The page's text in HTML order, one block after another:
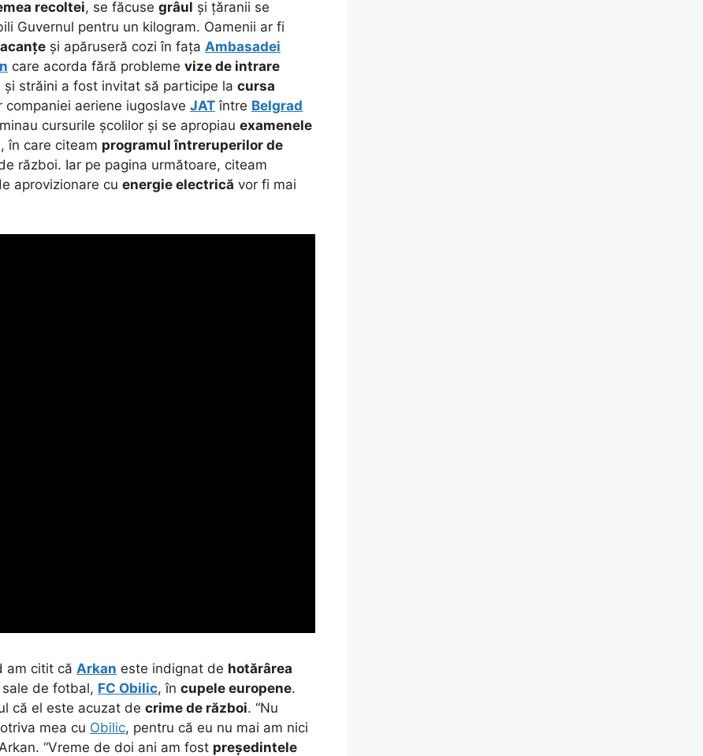
recoltei, se făcuse grâul și țăranii se
Guvernul pentru un kilogram. Oamenii ar fi
și apăruseră cozi în fața Ambasadei
care acorda fără probleme vize de intrare
și străini a fost invitat să participe la cursa
aeriene iugoslave JAT între Belgrad
cursurile școlilor și se apropiau examenele
în care citeam programul întreruperilor de
război. Iar pe pagina următoare, citeam
aprovizionare cu energie electrică vor fi mai
am citit că Arkan este indignat de hotărârea
de fotbal, FC Obilic, în cupele europene.
că el este acuzat de crime de război. “Nu
mea cu Obilic, pentru că eu nu mai am nici
“Vreme de doi ani am fost președintele